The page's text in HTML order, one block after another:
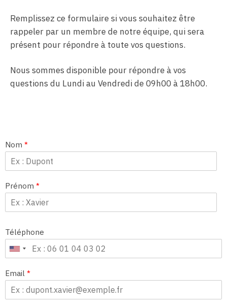
Remplissez ce formulaire si vous souhaitez être
rappeler par un membre de notre équipe, qui sera
présent pour répondre à toute vos questions.
Nous sommes disponible pour répondre à vos
questions du Lundi au Vendredi de 09h00 à 18h00.
Nom *
Prénom *
Téléphone
Email *